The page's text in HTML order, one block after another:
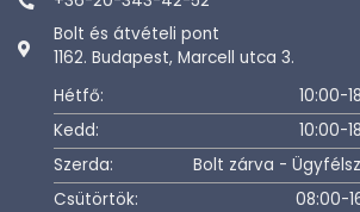
Bolt és átvételi pont
1162. Budapest, Marcell utca 3.
Hétfő:
10:00-
Kedd:
10:00-
Szerda:
Bolt zárva -
Csütörtök:
08:00-